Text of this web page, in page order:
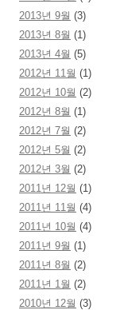
2013년 9월 (3)
2013년 8월 (1)
2013년 4월 (5)
2012년 11월 (1)
2012년 10월 (2)
2012년 8월 (1)
2012년 7월 (2)
2012년 5월 (2)
2012년 3월 (2)
2011년 12월 (1)
2011년 11월 (4)
2011년 10월 (4)
2011년 9월 (1)
2011년 8월 (2)
2011년 1월 (2)
2010년 12월 (3)